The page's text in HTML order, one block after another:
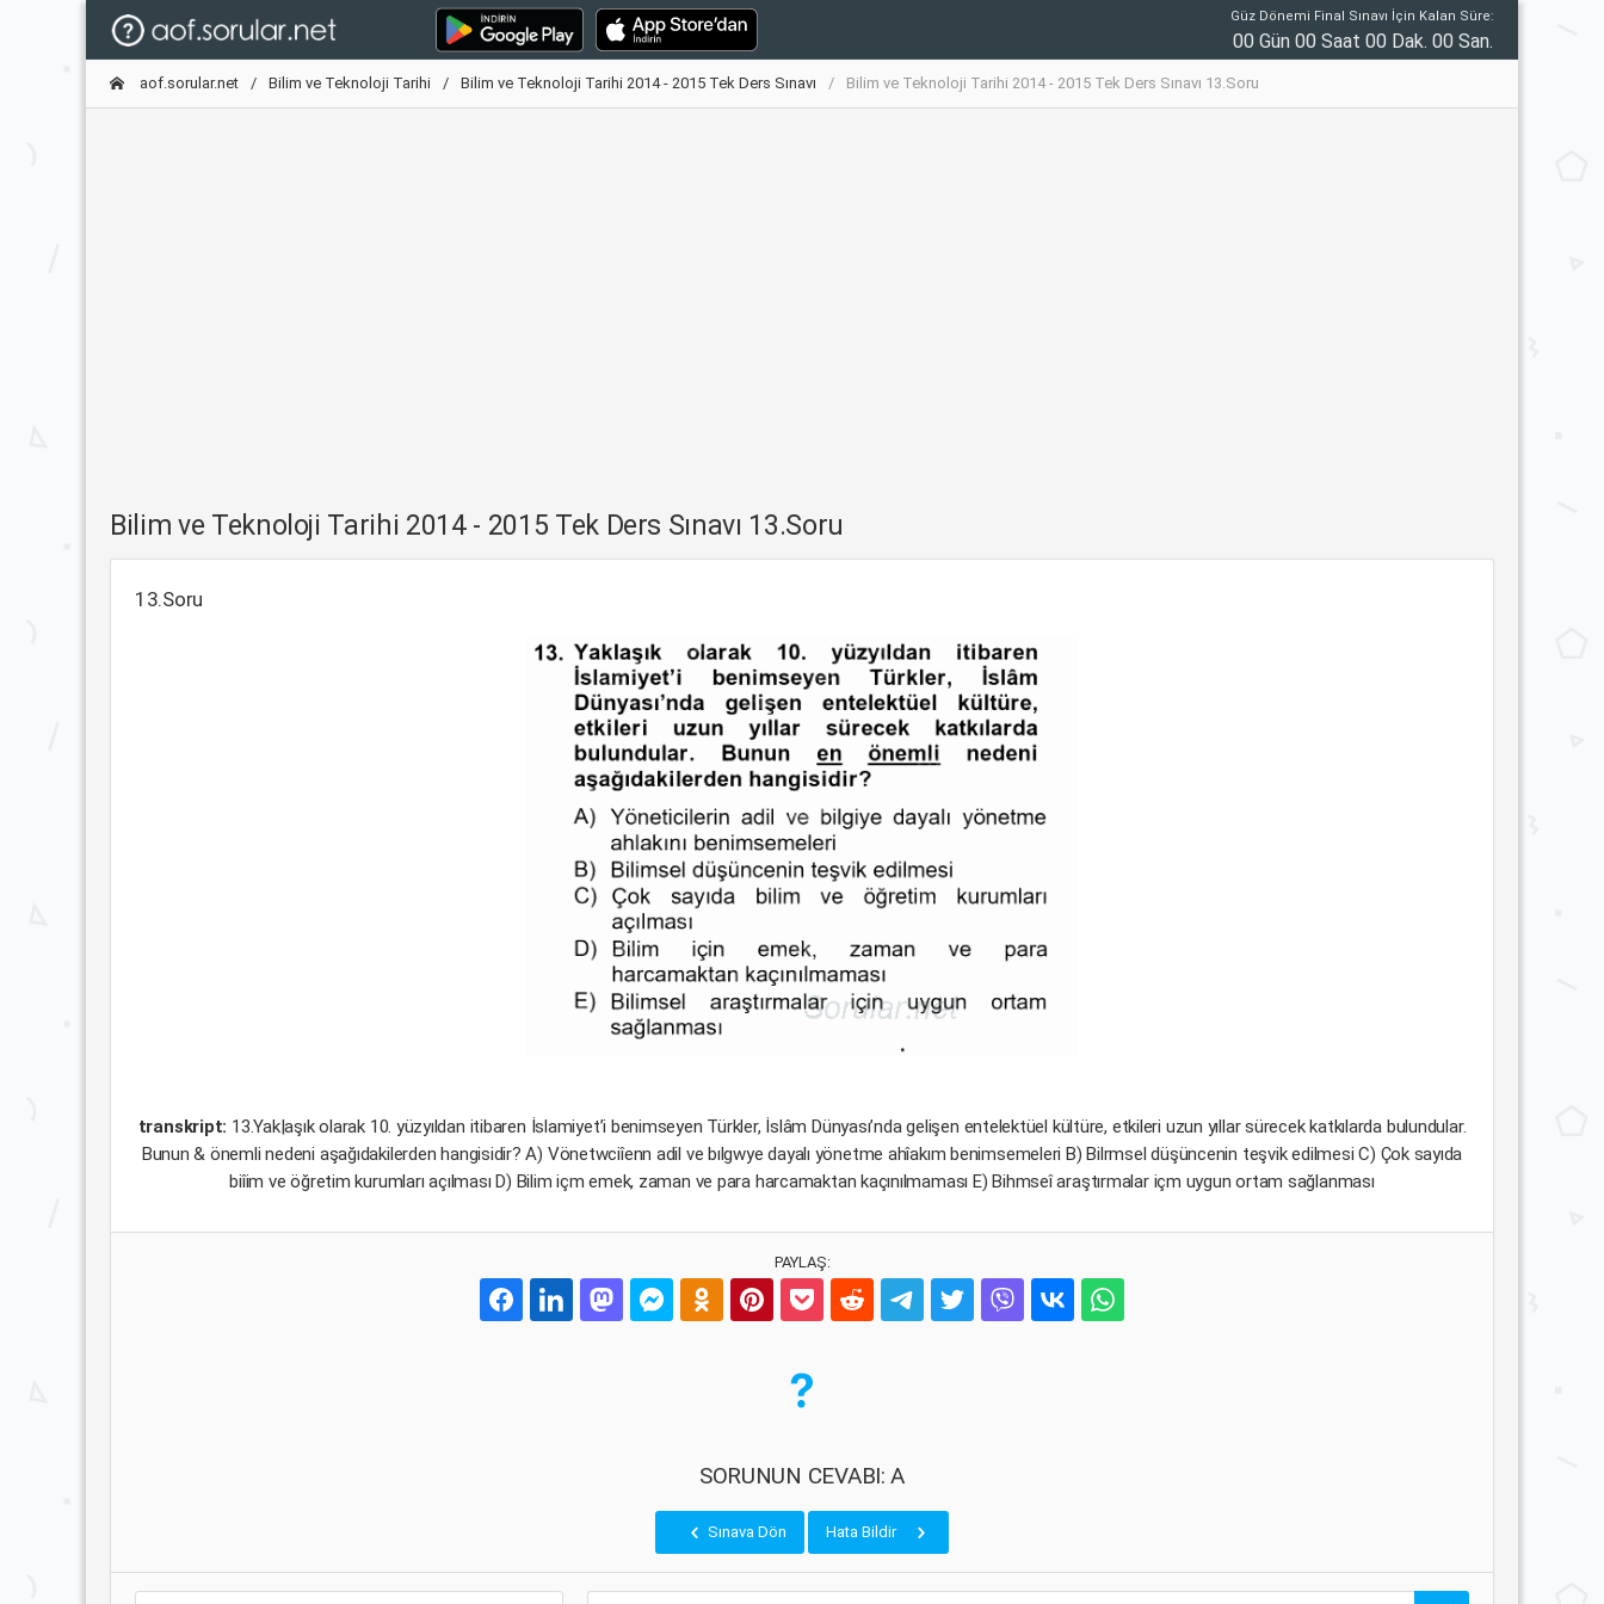
Güz Dönemi Final Sınavı İçin Kalan Süre:
00 Gün 00 Saat 00 Dak. 00 San.
aof.sorular.net Bilim ve Teknoloji Tarihi Bilim ve Teknoloji Tarihi 2014 - 2015 Tek Ders Sınavı Bilim ve Teknoloji Tarihi 2014 - 2015 Tek Ders Sınavı 13.Soru
Bilim ve Teknoloji Tarihi 2014 - 2015 Tek Ders Sınavı 13.Soru
13.Soru
transkript: 13.Yak|aşık olarak 10. yüzyıldan itibaren İslamiyet’i benimseyen Türkler, İslâm Dünyası’nda gelişen entelektüel kültüre, etkileri uzun yıllar sürecek katkılarda bulundular.
Bunun & önemli nedeni aşağıdakilerden hangisidir? A) Vönetwciîenn adil ve bılgwye dayalı yönetme ahîakım benimsemeleri B) Bilrmsel düşüncenin teşvik edilmesi C) Çok sayıda
biîim ve öğretim kurumları açılması D) Bilim içm emek, zaman ve para harcamaktan kaçınılmaması E) Bihmseî araştırmalar içm uygun ortam sağlanması
PAYLAŞ:
SORUNUN CEVABI: A
Sınava Dön Hata Bildir